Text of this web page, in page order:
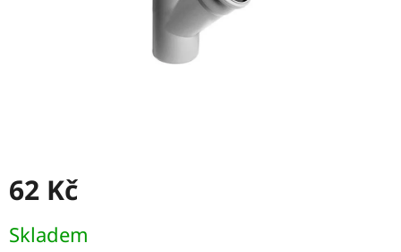
62 Kč
cena:
Skladem